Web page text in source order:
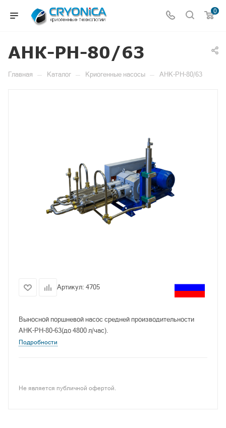
0
АНК-РН-80/63
Главная — Каталог — Криогенные насосы — АНК-РН-80/63
Артикул: 4705
Выносной поршневой насос средней производительности
АНК-РН-80-63(до 4800 л/час).
Подробности
Не является публичной офертой.